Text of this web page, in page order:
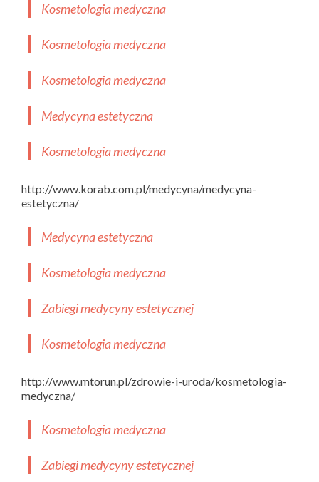
Kosmetologia medyczna
Kosmetologia medyczna
Kosmetologia medyczna
Medycyna estetyczna
Kosmetologia medyczna
http://www.korab.com.pl/medycyna/medycyna-
estetyczna/
Medycyna estetyczna
Kosmetologia medyczna
Zabiegi medycyny estetycznej
Kosmetologia medyczna
http://www.mtorun.pl/zdrowie-i-uroda/kosmetologia-
medyczna/
Kosmetologia medyczna
Zabiegi medycyny estetycznej